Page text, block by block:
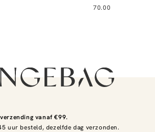
70.00
vanaf €99.
uur besteld, dezelfde dag verzonden.